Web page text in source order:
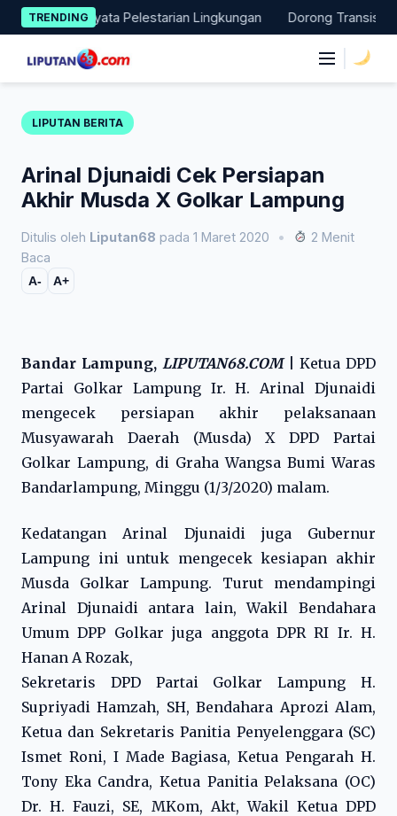
Skip
to
content
TRENDING
Aksi Nyata Pelestarian Lingkungan Dorong Transisi Energi
LIPUTAN BERITA
Arinal Djunaidi Cek Persiapan
Akhir Musda X Golkar Lampung
Ditulis oleh Liputan68 pada 1 Maret 2020 •
2 Menit
Baca
A- A+
Bandar Lampung, LIPUTAN68.COM|
Ketua DPD
Partai Golkar Lampung Ir. H. Arinal Djunaidi
mengecek persiapan akhir pelaksanaan
Musyawarah Daerah (Musda) X DPD Partai
Golkar Lampung, di Graha Wangsa Bumi Waras
Bandarlampung, Minggu (1/3/2020) malam.
Kedatangan Arinal Djunaidi juga Gubernur
Lampung ini untuk mengecek kesiapan akhir
Musda Golkar Lampung. Turut mendampingi
Arinal Djunaidi antara lain, Wakil Bendahara
Umum DPP Golkar juga anggota DPR RI Ir. H.
Hanan A Rozak,
Sekretaris DPD Partai Golkar Lampung H.
Supriyadi Hamzah, SH, Bendahara Aprozi Alam,
Ketua dan Sekretaris Panitia Penyelenggara (SC)
Ismet Roni, I Made Bagiasa, Ketua Pengarah H.
Tony Eka Candra, Ketua Panitia Pelaksana (OC)
Dr. H. Fauzi, SE, MKom, Akt, Wakil Ketua DPD